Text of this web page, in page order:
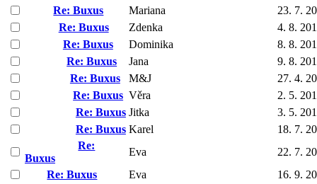
Re: Buxus
Mariana
23. 7.
Re: Buxus
Zdenka
4. 8.
Re: Buxus
Dominika
8. 8.
Re: Buxus
Jana
9. 8.
Re: Buxus
M&J
27. 4.
Re: Buxus Věra
2. 5.
Re: Buxus Jitka
3. 5.
Re: Buxus Karel
18. 7.
Re:
Buxus
Eva
22. 7.
Re: Buxus
Eva
16. 9.